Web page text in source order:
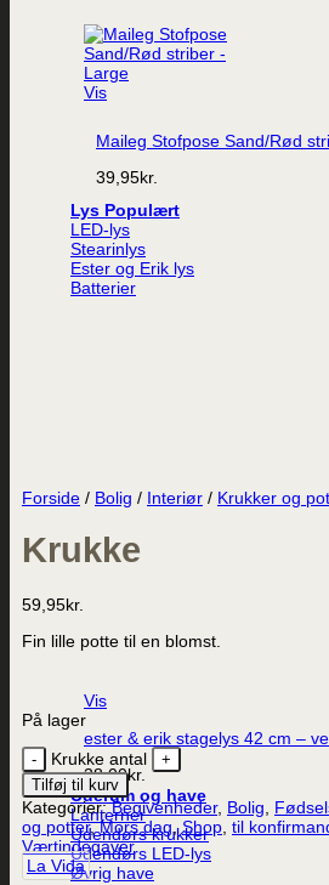
Vis
Maileg Stofpose Sand/Rød
39,95kr.
Lys
LED-lys
Stearinlys
Ester og Erik lys
Batterier
Vis
ester & erik stagelys 42 cm –
38,00kr.
Uderum og have
Lanterner
Udendørs krukker
Udendørs LED-lys
Øvrig have
Forside / Bolig / Interiør / Krukker og
Krukke
59,95kr.
Fin lille potte til en blomst.
På lager
Krukke antal
Tilføj til kurv
Kategorier:Begivenheder, Bolig
og potter,Mors dag ,Shop til
Værtindegaver
La Vida